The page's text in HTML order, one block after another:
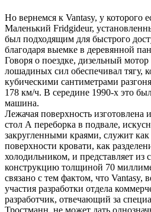
Но вернемся к Vantasy, у которого
Маленький Fridgideur,
был подходящим для быстрого
благодаря выемке в деревянной
Говоря о поездке, дизельный
лошадиных сил обеспечивал тягу,
кубическими сантиметрами
178 км/ч. В середине 1990-х это
машина.
Лежачая поверхность изготовлена
стол А переборка в подвале,
закругленными краями, служит как
поверхности кровати, как
холодильником, и представляет из
конструкцию толщиной 70
связано с тем фактом, что Vantasy,
участия разработки отдела
разработчик, отвечающий за